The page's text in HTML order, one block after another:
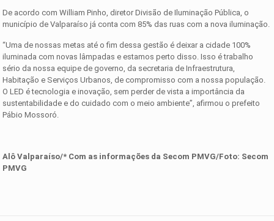
De acordo com William Pinho, diretor Divisão de Iluminação Pública, o
município de Valparaíso já conta com 85% das ruas com a nova iluminação.
“Uma de nossas metas até o fim dessa gestão é deixar a cidade 100%
iluminada com novas lâmpadas e estamos perto disso. Isso é trabalho
sério da nossa equipe de governo, da secretaria de Infraestrutura,
Habitação e Serviços Urbanos, de compromisso com a nossa população.
O LED é tecnologia e inovação, sem perder de vista a importância da
sustentabilidade e do cuidado com o meio ambiente”, afirmou o prefeito
Pábio Mossoró.
Alô Valparaíso/* Com as informações d a Secom PMVG/Foto: Secom
PMVG